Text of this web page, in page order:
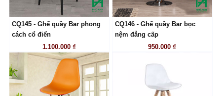
LIÊN HỆ
CQ145 - Ghế quầy Bar phong
cách cổ điển
1.100.000 ₫
LIÊN HỆ
CQ146 - Ghế quầy Bar bọc
nệm đẳng cấp
950.000 ₫